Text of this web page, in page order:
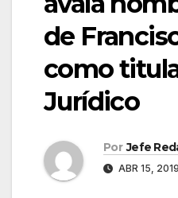
de
como
Jurídico
Por Jefe
ABR 15, 2019